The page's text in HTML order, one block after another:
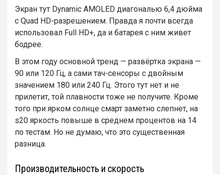
Экран тут Dynamic AMOLED диагональю 6,4 дюйма
с Quad HD-разрешением. Правда я почти всегда
использовал Full HD+, да и батарея с ним живет
бодрее.
В этом году основной тренд — развёртка экрана —
90 или 120 Гц, а сами тач-сенсоры с двойным
значением 180 или 240 Гц. Этого тут нет и не
прилетит, той плавности тоже не получите. Кроме
того при ярком солнце смарт заметно слепнет, на
s20 яркость повыше в среднем процентов на 14
по тестам. Но не думаю, что это существенная
разница.
Производительность и скорость